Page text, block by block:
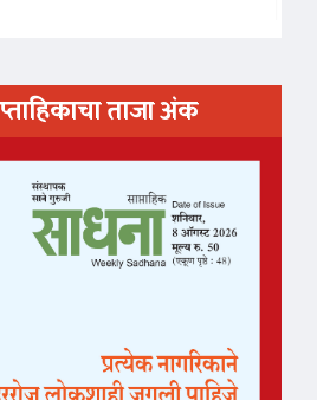
ताजा अंक